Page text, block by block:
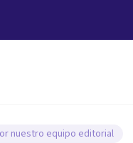
nuestro equipo editorial